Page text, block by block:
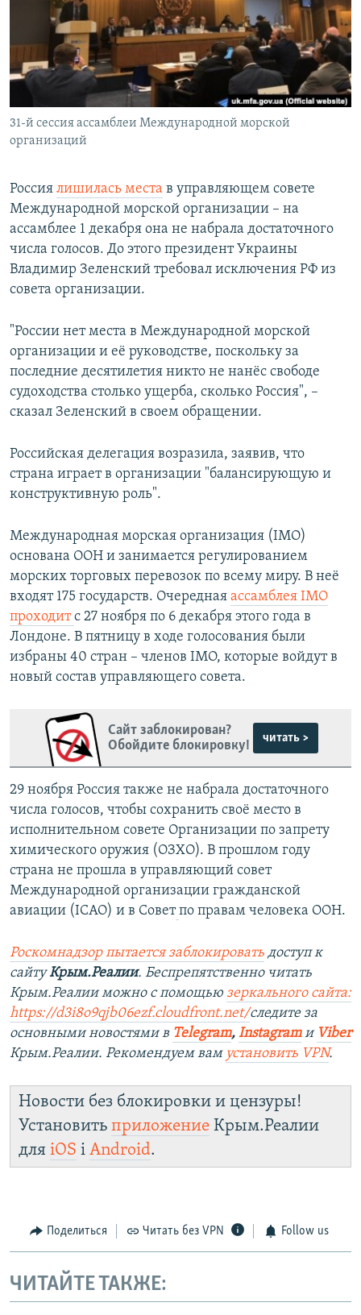
ПОБЕДИТЕЛЕЙ НЕ СУДЯТ?
КРЫМ.НЕПОКОРЕННЫЙ
ELIFBE
ПРИСОЕДИНЯЙТЕСЬ!
Все сайты RFE/RL
31-й сессия ассамблеи Международной морской
организаций
Россия лишилась места в управляющем совете
Международной морской организации – на
ассамблее 1 декабря она не набрала достаточного
числа голосов. До этого президент Украины
Владимир Зеленский требовал исключения РФ из
совета организации.
"России нет места в Международной морской
организации и её руководстве, поскольку за
последние десятилетия никто не нанёс свободе
судоходства столько ущерба, сколько Россия", –
сказал Зеленский в своем обращении.
Российская делегация возразила, заявив, что
страна играет в организации "балансирующую и
конструктивную роль".
Международная морская организация (IMO)
основана ООН и занимается регулированием
морских торговых перевозок по всему миру. В неё
входят 175 государств. Очередная ассамблея IMO
проходит с 27 ноября по 6 декабря этого года в
Лондоне. В пятницу в ходе голосования были
избраны 40 стран – членов IMO, которые войдут в
новый состав управляющего совета.
Сайт заблокирован?
Обойдите блокировку!
читать >
29 ноября Россия также не набрала достаточного
числа голосов, чтобы сохранить своё место в
исполнительном совете Организации по запрету
химического оружия (ОЗХО). В прошлом году
страна не прошла в управляющий совет
Международной организации гражданской
авиации (ICAO) и в Совет по правам человека ООН.
Роскомнадзор пытается заблокировать доступ к
сайтуКрым.Реалии. Беспрепятственно читать
Крым.Реалии можно с помощью зеркального сайта:
https://d3i8o9qjb06ezf.cloudfront.net/следите за
основными новостями в Telegram, Instagram и Viber
Крым.Реалии. Рекомендуем вам установить VPN.
Новости без блокировки и цензуры!
Установить приложение Крым.Реалии
для iOS і Android.
Поделиться Читать без VPN Follow us
ЧИТАЙТЕ ТАКЖЕ: